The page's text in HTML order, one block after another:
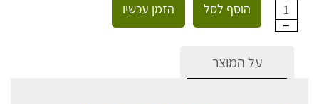
1 הוסף לסל הזמן עכשיו
על המוצר